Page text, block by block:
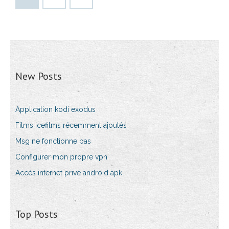
New Posts
Application kodi exodus
Films icefilms récemment ajoutés
Msg ne fonctionne pas
Configurer mon propre vpn
Accès internet privé android apk
Top Posts